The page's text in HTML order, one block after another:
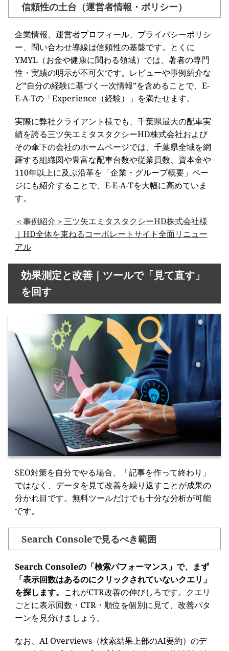
信頼性の土台（運営者情報・ポリシー）
企業情報、運営者プロフィール、プライバシーポリシ
ー、問い合わせ導線は信頼性の基盤です。とくに
YMYL（お金や健康に関わる領域）では、著者の専門
性・実績の明示が不可欠です。レビューや事例紹介な
ど”自分の経験に基づく一次情報”を含めることで、E-
E-A-Tの「Experience（経験）」を満たせます。
実際に弊社クライアント様でも、千葉県最大の配車実
績を誇る三ツ矢エミタスタクシーHD株式会社および
その傘下の会社のホームページでは、千葉県全域を網
羅する組織図や豊富な配車台数や従業員数、資本金や
110年以上に及ぶ沿革を「企業・グループ概要」ペー
ジにも紹介することで、E-E-A-Tを大幅に高めていま
す。
＜事例紹介＞三ツ矢エミタスタクシーHD株式会社様
｜HD全体を束ねるコーポレートサイト全面リニュー
アル
効果測定と改善｜ツールで「見て直す」
を回す
SEO対策を自分でやる場合、「記事を作って終わり」
ではなく、データを見て改善を繰り返すことが成果の
分かれ目です。無料ツールだけでも十分な分析が可能
です。
Search Consoleで見るべき範囲
Search Consoleの「検索パフォーマンス」で、まず
「表示回数はあるのにクリックされていないクエリ」
を探します。 これがCTR改善の伸びしろです。クエリ
ごとに表示回数・CTR・順位を個別に見て、改善パタ
ーンを見分けましょう。
なお、AI Overviews（検索結果上部のAI要約）のデ